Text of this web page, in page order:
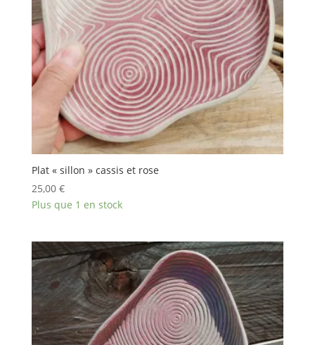
Plat « sillon » cassis et rose
25,00 €
Plus que 1 en stock